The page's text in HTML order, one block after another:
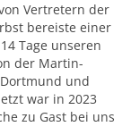
Vertretern der
bereiste einer
Tage unseren
der Martin-
und
war in 2023
zu Gast bei uns